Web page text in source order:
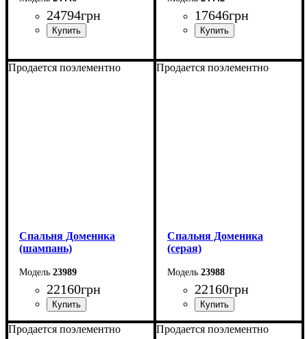
24794грн 17646грн
Продается поэлементно
Спальня Доменика
(шампань)
23989
22160грн
Продается поэлементно
Спальня Доменика
(серая)
23988
22160грн
Продается поэлементно Продается поэлементно